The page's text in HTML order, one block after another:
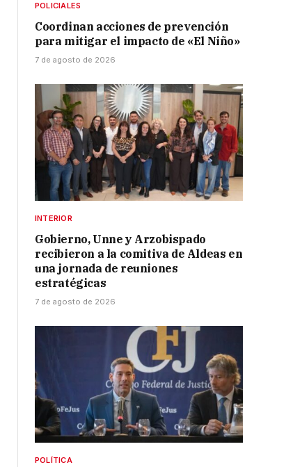
POLICIALES
Coordinan acciones de prevención
para mitigar el impacto de «El Niño»
7 de agosto de 2026
INTERIOR
Gobierno, Unne y Arzobispado
recibieron a la comitiva de Aldeas en
una jornada de reuniones
estratégicas
7 de agosto de 2026
POLÍTICA